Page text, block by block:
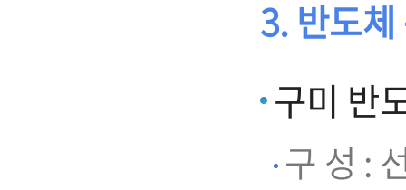
3. 반도
구미 반
구 성 :